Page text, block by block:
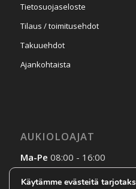
Tietosuojaseloste
Tilaus / toimitusehdot
Takuuehdot
Ajankohtaista
AUKIOLOAJAT
Ma-Pe 08:00 - 16:00
La-SuSopimuksen mukaan
Käytämme evästeitä